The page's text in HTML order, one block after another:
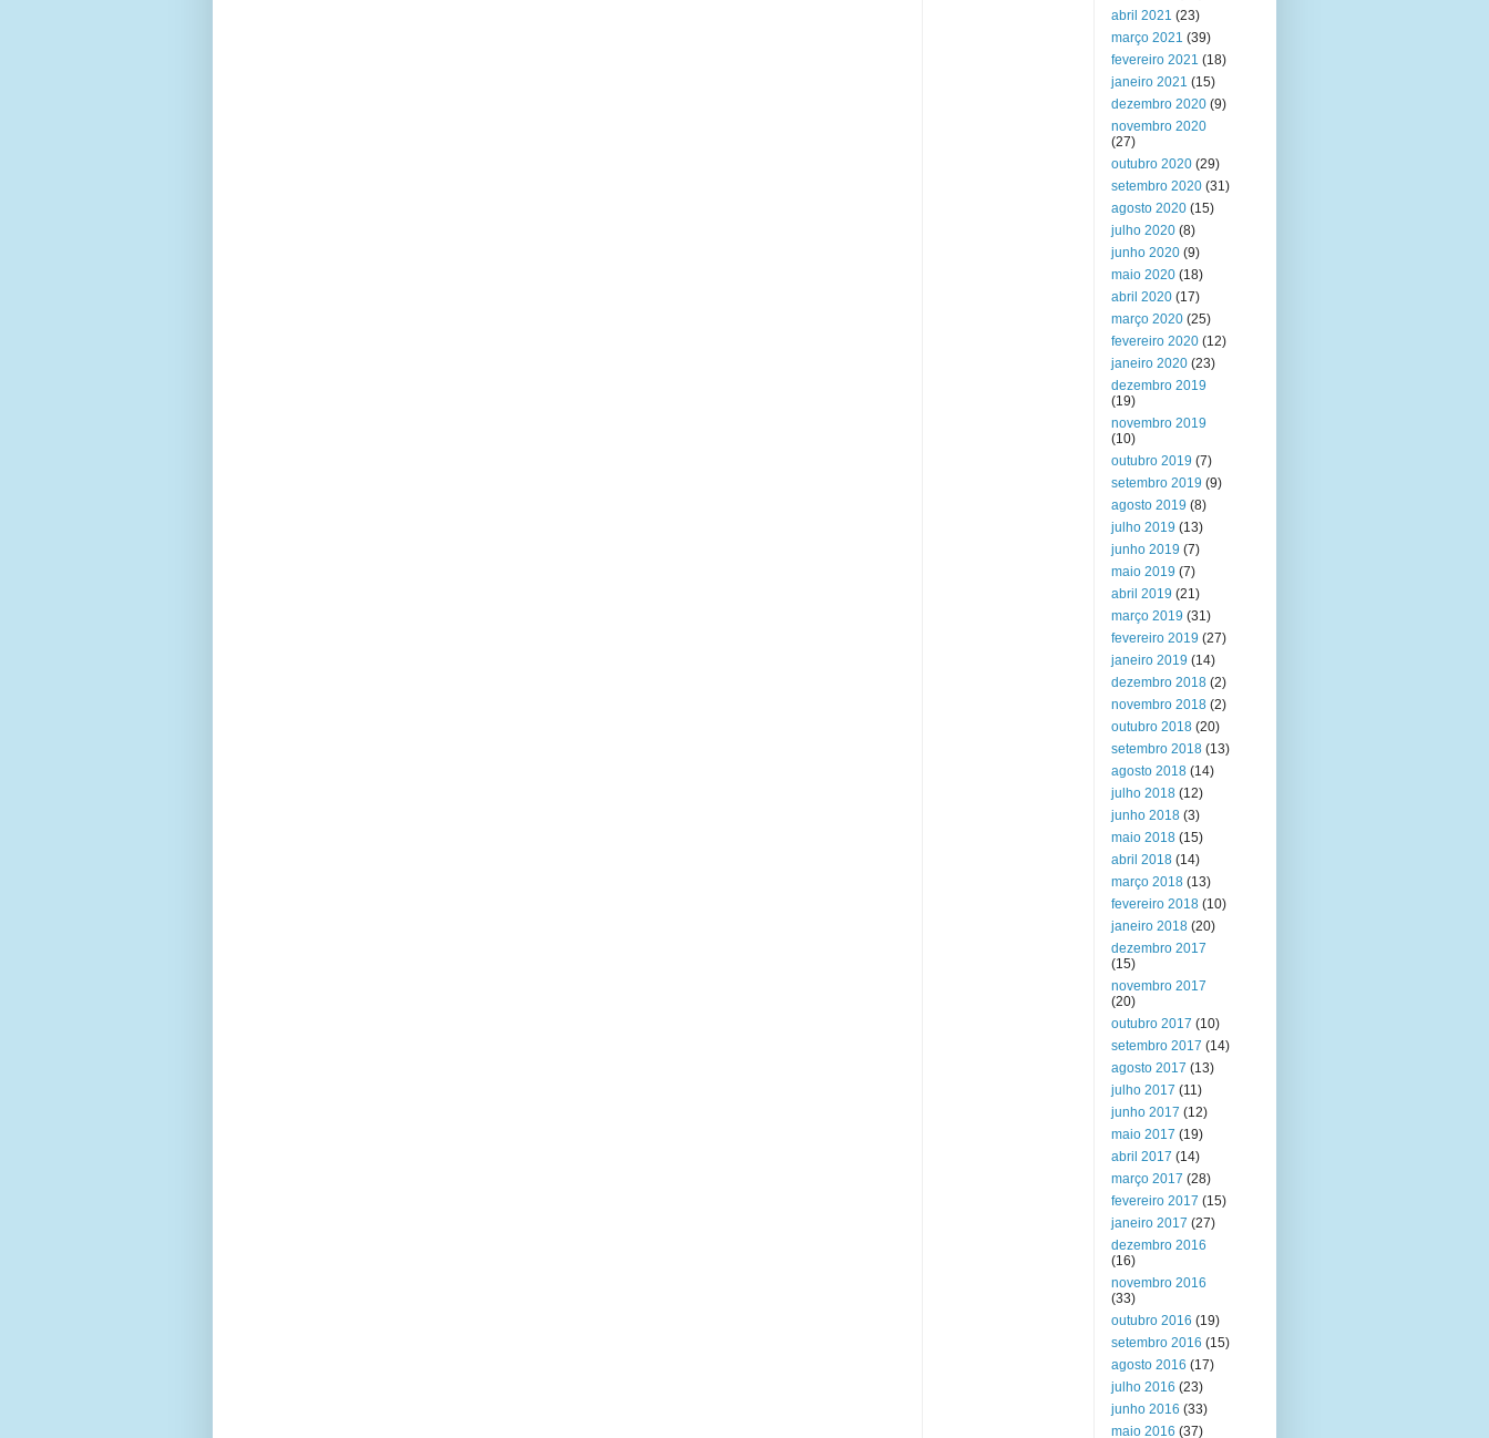
abril 2021 (23)
março 2021 (39)
fevereiro 2021 (18)
janeiro 2021 (15)
dezembro 2020 (9)
novembro 2020
(27)
outubro 2020 (29)
setembro 2020 (31)
agosto 2020 (15)
julho 2020 (8)
junho 2020 (9)
maio 2020 (18)
abril 2020 (17)
março 2020 (25)
fevereiro 2020 (12)
janeiro 2020 (23)
dezembro 2019
(19)
novembro 2019
(10)
outubro 2019 (7)
setembro 2019 (9)
agosto 2019 (8)
julho 2019 (13)
junho 2019 (7)
maio 2019 (7)
abril 2019 (21)
março 2019 (31)
fevereiro 2019 (27)
janeiro 2019 (14)
dezembro 2018 (2)
novembro 2018 (2)
outubro 2018 (20)
setembro 2018 (13)
agosto 2018 (14)
julho 2018 (12)
junho 2018 (3)
maio 2018 (15)
abril 2018 (14)
março 2018 (13)
fevereiro 2018 (10)
janeiro 2018 (20)
dezembro 2017
(15)
novembro 2017
(20)
outubro 2017 (10)
setembro 2017 (14)
agosto 2017 (13)
julho 2017 (11)
junho 2017 (12)
maio 2017 (19)
abril 2017 (14)
março 2017 (28)
fevereiro 2017 (15)
janeiro 2017 (27)
dezembro 2016
(16)
novembro 2016
(33)
outubro 2016 (19)
setembro 2016 (15)
agosto 2016 (17)
julho 2016 (23)
junho 2016 (33)
maio 2016 (37)